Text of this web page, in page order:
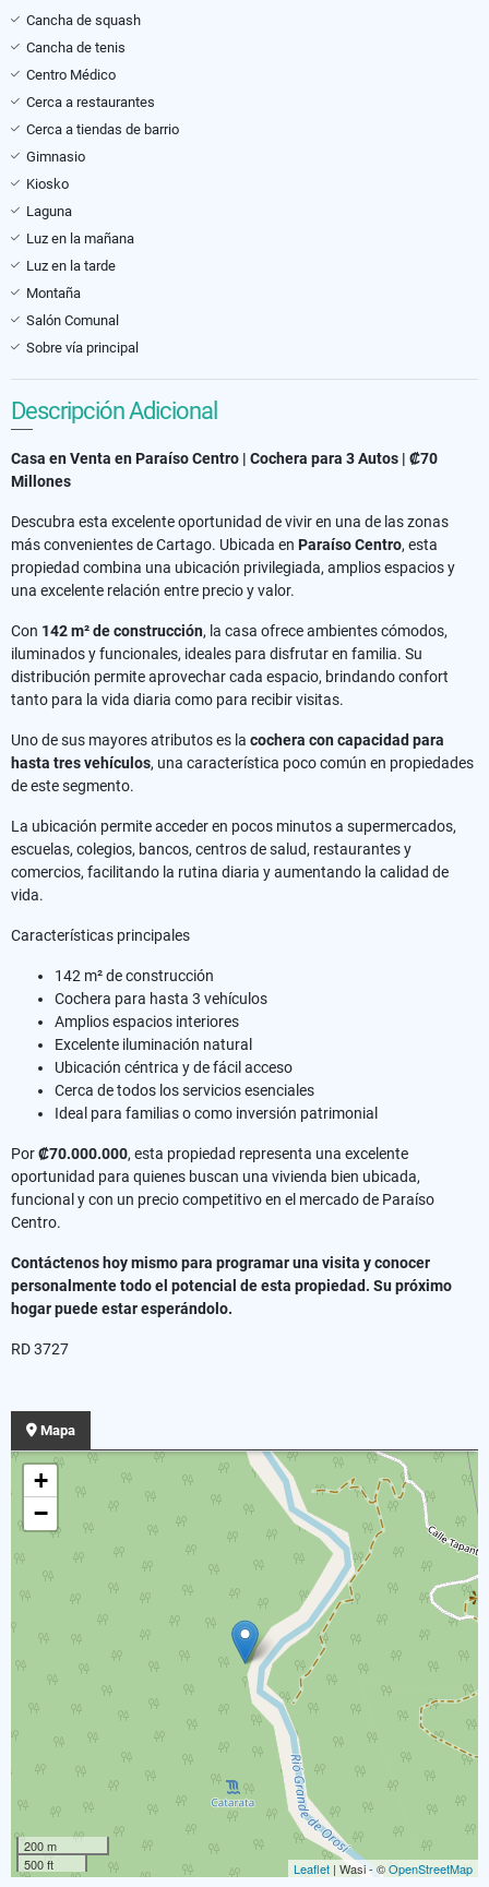
Cancha de squash
Cancha de tenis
Centro Médico
Cerca a restaurantes
Cerca a tiendas de barrio
Gimnasio
Kiosko
Laguna
Luz en la mañana
Luz en la tarde
Montaña
Salón Comunal
Sobre vía principal
Descripción Adicional
Casa en Venta en Paraíso Centro | Cochera para 3 Autos | ₡70
Millones
Descubra esta excelente oportunidad de vivir en una de las zonas
más convenientes de Cartago. Ubicada en Paraíso Centro, esta
propiedad combina una ubicación privilegiada, amplios espacios y
una excelente relación entre precio y valor.
Con 142 m² de construcción, la casa ofrece ambientes cómodos,
iluminados y funcionales, ideales para disfrutar en familia. Su
distribución permite aprovechar cada espacio, brindando confort
tanto para la vida diaria como para recibir visitas.
Uno de sus mayores atributos es la cochera con capacidad para
hasta tres vehículos, una característica poco común en propiedades
de este segmento.
La ubicación permite acceder en pocos minutos a supermercados,
escuelas, colegios, bancos, centros de salud, restaurantes y
comercios, facilitando la rutina diaria y aumentando la calidad de
vida.
Características principales
142 m² de construcción
Cochera para hasta 3 vehículos
Amplios espacios interiores
Excelente iluminación natural
Ubicación céntrica y de fácil acceso
Cerca de todos los servicios esenciales
Ideal para familias o como inversión patrimonial
Por₡70.000.000, esta propiedad representa una excelente
oportunidad para quienes buscan una vivienda bien ubicada,
funcional y con un precio competitivo en el mercado de Paraíso
Centro.
Contáctenos hoy mismo para programar una visita y conocer
personalmente todo el potencial de esta propiedad. Su próximo
hogar puede estar esperándolo.
RD 3727
Mapa
+
−
200 m
500 ft
Leaflet | Wasi - ©OpenStreetMap